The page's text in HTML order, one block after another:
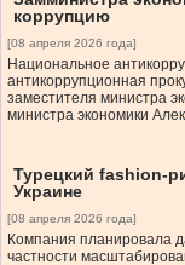
коррупцию
[08 апреля 2026 года]
Национальное
антикоррупционная
заместителя министра
министра экономики
Турецкий fashion-
Украине
[08 апреля 2026 года]
Компания планировала
частности